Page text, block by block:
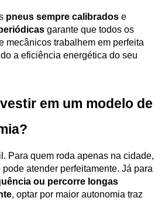
pneus sempre calibrados e
garante que todos os
mecânicos trabalhem em perfeita
a eficiência energética do seu
em um modelo de
Para quem roda apenas na cidade,
ou percorre longas
, optar por maior autonomia traz